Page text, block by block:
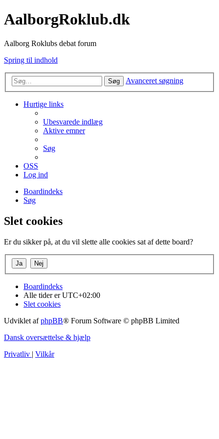
AalborgRoklub.dk
Aalborg Roklubs debat forum
Spring til indhold
Søg Avanceret søgning
Hurtige links
Ubesvarede indlæg
Aktive emner
Søg
OSS
Log ind
Boardindeks
Søg
Slet cookies
Er du sikker på, at du vil slette alle cookies sat af dette board?
Boardindeks
Alle tider erUTC+02:00
Slet cookies
Udviklet afphpBB® Forum Software © phpBB Limited
Dansk oversættelse & hjælp
Privatliv | Vilkår